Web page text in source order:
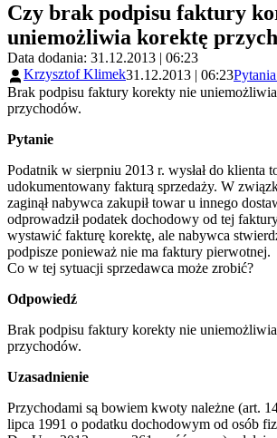
Czy brak podpisu faktury
uniemożliwia korektę
Data dodania: 31.12.2013 | 06:23
Krzysztof Klimek31.12.2013 | 06:23
Brak podpisu faktury korekty nie
przychodów.
Pytanie
Podatnik w sierpniu 2013 r. wysłał do klienta
udokumentowany fakturą sprzedaży. W
zaginął nabywca zakupił towar u innego
odprowadził podatek dochodowy od tej
wystawić fakturę korektę, ale nabywca
podpisze ponieważ nie ma faktury pierwotnej.
Co w tej sytuacji sprzedawca może zrobić?
Odpowiedź
Brak podpisu faktury korekty nie
przychodów.
Uzasadnienie
Przychodami są bowiem kwoty należne (art.
lipca 1991 o podatku dochodowym od osób